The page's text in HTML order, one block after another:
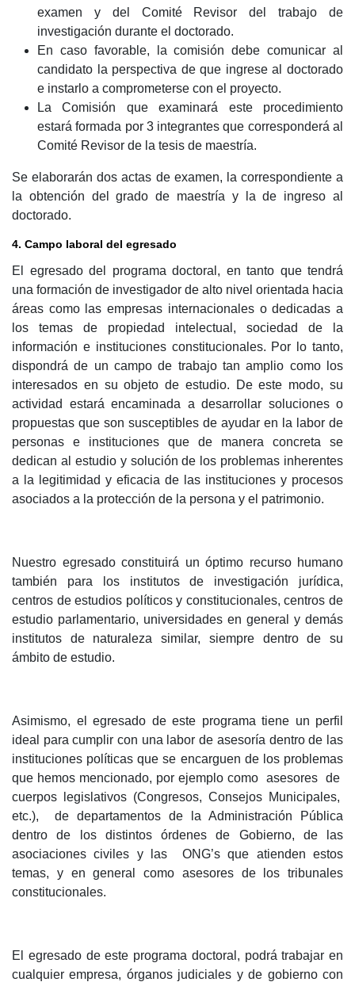
examen y del Comité Revisor del trabajo de
investigación durante el doctorado.
En caso favorable, la comisión debe comunicar al
candidato la perspectiva de que ingrese al doctorado
e instarlo a comprometerse con el proyecto.
La Comisión que examinará este procedimiento
estará formada por 3 integrantes que corresponderá al
Comité Revisor de la tesis de maestría.
Se elaborarán dos actas de examen, la correspondiente a
la obtención del grado de maestría y la de ingreso al
doctorado.
4. Campo laboral del egresado
El egresado del programa doctoral, en tanto que tendrá
una formación de investigador de alto nivel orientada hacia
áreas como las empresas internacionales o dedicadas a
los temas de propiedad intelectual, sociedad de la
información e instituciones constitucionales. Por lo tanto,
dispondrá de un campo de trabajo tan amplio como los
interesados en su objeto de estudio. De este modo, su
actividad estará encaminada a desarrollar soluciones o
propuestas que son susceptibles de ayudar en la labor de
personas e instituciones que de manera concreta se
dedican al estudio y solución de los problemas inherentes
a la legitimidad y eficacia de las instituciones y procesos
asociados a la protección de la persona y el patrimonio.
Nuestro egresado constituirá un óptimo recurso humano
también para los institutos de investigación jurídica,
centros de estudios políticos y constitucionales, centros de
estudio parlamentario, universidades en general y demás
institutos de naturaleza similar, siempre dentro de su
ámbito de estudio.
Asimismo, el egresado de este programa tiene un perfil
ideal para cumplir con una labor de asesoría dentro de las
instituciones políticas que se encarguen de los problemas
que hemos mencionado, por ejemplo como asesores de
cuerpos legislativos (Congresos, Consejos Municipales,
etc.), de departamentos de la Administración Pública
dentro de los distintos órdenes de Gobierno, de las
asociaciones civiles y las ONG’s que atienden estos
temas, y en general como asesores de los tribunales
constitucionales.
El egresado de este programa doctoral, podrá trabajar en
cualquier empresa, órganos judiciales y de gobierno con